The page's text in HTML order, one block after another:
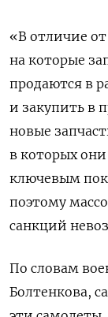
«В отличие
на которые
продаются в
и закупить в
новые
в которых
ключевым
поэтому
санкций
По словам
Болтенкова,